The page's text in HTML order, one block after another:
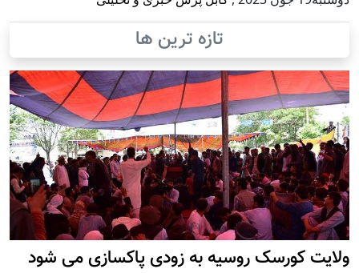
تازه ترین ها
ولایت کورسک روسیه به زودی پاکسازی می شود